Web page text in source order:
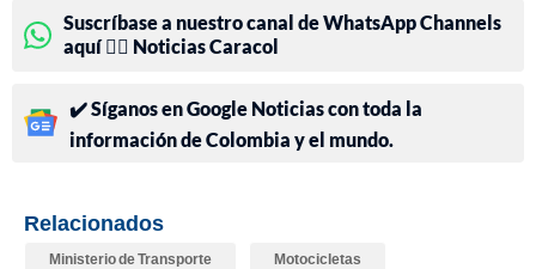
Suscríbase a nuestro canal de WhatsApp Channels
aquí 👉🏻 Noticias Caracol
✔️ Síganos en Google Noticias con toda la
información de Colombia y el mundo.
Relacionados
Ministerio de Transporte Motocicletas